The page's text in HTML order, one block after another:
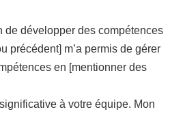
de développer des compétences
précédent] m’a permis de gérer
en [mentionner des
à votre équipe. Mon